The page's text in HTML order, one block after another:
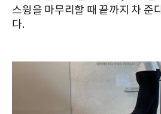
스윙을 마무리할 때 끝까지 차 준
다.